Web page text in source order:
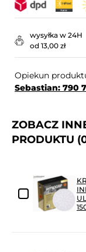
wysyłka w 24H
od 13,00 zł
Opiekun
Sebastian: 790
ZOBACZ
PRODUKTU